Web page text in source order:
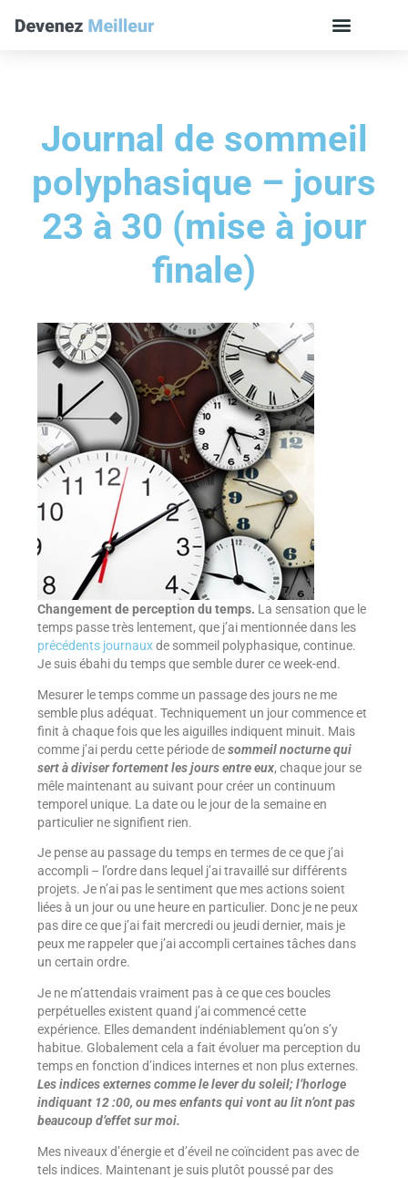
Journal de sommeil
polyphasique – jours
23 à 30 (mise à jour
finale)
Changement de perception du temps. La sensation que le
temps passe très lentement, que j’ai mentionnée dans les
précédents journauxde sommeil polyphasique, continue.
Je suis ébahi du temps que semble durer ce week-end.
Mesurer le temps comme un passage des jours ne me
semble plus adéquat. Techniquement un jour commence et
finit à chaque fois que les aiguilles indiquent minuit. Mais
comme j’ai perdu cette période desommeil nocturne qui
sert à diviser fortement les jours entre eux, chaque jour se
mêle maintenant au suivant pour créer un continuum
temporel unique. La date ou le jour de la semaine en
particulier ne signifient rien.
Je pense au passage du temps en termes de ce que j’ai
accompli – l’ordre dans lequel j’ai travaillé sur différents
projets. Je n’ai pas le sentiment que mes actions soient
liées à un jour ou une heure en particulier. Donc je ne peux
pas dire ce que j’ai fait mercredi ou jeudi dernier, mais je
peux me rappeler que j’ai accompli certaines tâches dans
un certain ordre.
Je ne m’attendais vraiment pas à ce que ces boucles
perpétuelles existent quand j’ai commencé cette
expérience. Elles demandent indéniablement qu’on s’y
habitue. Globalement cela a fait évoluer ma perception du
temps en fonction d’indices internes et non plus externes.
Les indices externes comme le lever du soleil; l’horloge
indiquant 12 :00, ou mes enfants qui vont au lit n’ont pas
beaucoup d’effet sur moi.
Mes niveaux d’énergie et d’éveil ne coïncident pas avec de
tels indices. Maintenant je suis plutôt poussé par des